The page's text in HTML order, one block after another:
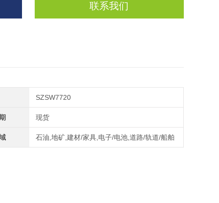
联系我们
SZSW7720
现货
石油,地矿,建材/家具,电子/电池,道路/轨道/船舶